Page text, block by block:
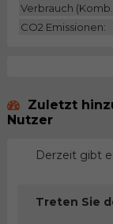
Verbrauch
CO2 Emissionen:
Zuletzt
Nutzer
Derzeit gibt
Treten Sie